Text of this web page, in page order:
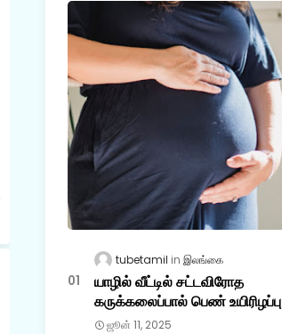
tubetamil இலங்கை
யாழில் வீட்டில் சட்டவிரோத
கருக்கலைப்பால் பெண் உயிரிழப்பு
ஜூன் 11, 2025